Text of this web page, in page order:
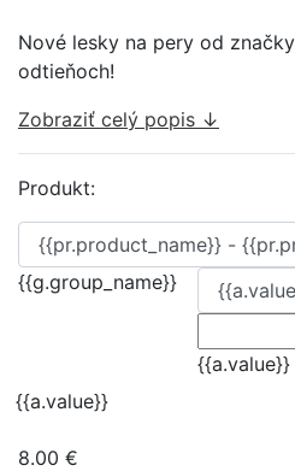
Nové lesky na pery od
odtieňoch!
Zobraziť celý popis ↓
Produkt:
{{g.group_name}}
{{a.value}}
{{a.value}}
8.00 €